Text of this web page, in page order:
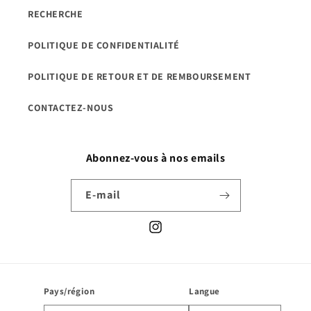
RECHERCHE
POLITIQUE DE CONFIDENTIALITÉ
POLITIQUE DE RETOUR ET DE REMBOURSEMENT
CONTACTEZ-NOUS
Abonnez-vous à nos emails
E-mail
Instagram
Pays/région Langue